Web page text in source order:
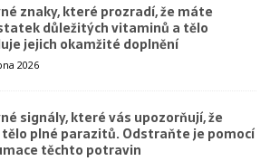
znaky, které prozradí, že máte
důležitých vitaminů a tělo
jejich okamžité doplnění
2026
signály, které vás upozorňují, že
plné parazitů. Odstraňte je pomocí
těchto potravin